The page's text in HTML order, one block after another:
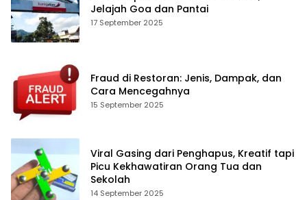
Jelajah Goa dan Pantai
17 September 2025
Fraud di Restoran: Jenis, Dampak, dan
Cara Mencegahnya
15 September 2025
Viral Gasing dari Penghapus, Kreatif tapi
Picu Kekhawatiran Orang Tua dan
Sekolah
14 September 2025